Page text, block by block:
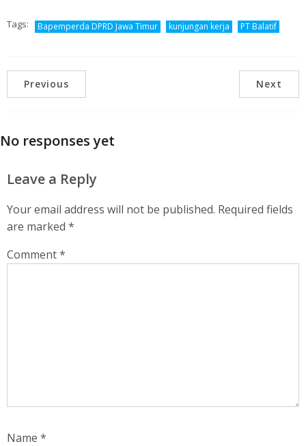
Tags: Bapemperda DPRD Jawa Timur kunjungan kerja PT Balatif
Previous Next
No responses yet
Leave a Reply
Your email address will not be published. Required fields
are marked *
Comment*
Name *